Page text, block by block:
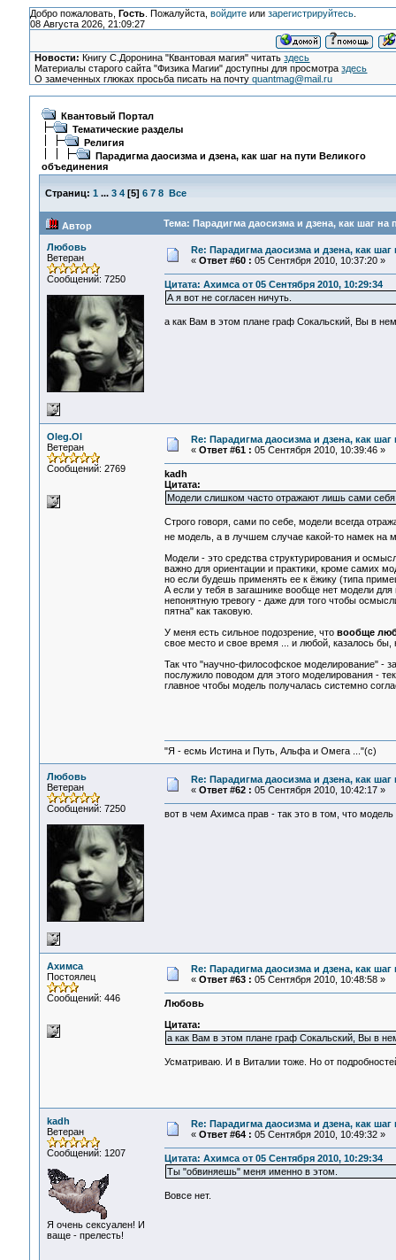
Добро пожаловать, Гость. Пожалуйста, войдитеили зарегистрируйтесь.
08 Августа 2026, 21:09:27
Новости: Книгу С.Доронина "Квантовая магия" читатьздесь
Материалы старого сайта "Физика Магии" доступны для просмотраздесь
О замеченных глюках просьба писать на почтуquantmag@mail.ru
Квантовый Портал
Тематические разделы
Религия
Парадигма даосизма и дзена, как шаг на пути Великого
объединения
Страниц: 1 ... 3 4[5] 6 7 8 Все
Автор Тема: Парадигма даосизма и дзена, как шаг
Любовь
Ветеран
Сообщений: 7250
Re: Парадигма даосизма и дзена, как
« Ответ #60 : 05 Сентября 2010, 10:37:20 »
Цитата: Ахимса от 05 Сентября 2010, 10:29:34
А я вот не согласен ничуть.
а как Вам в этом плане граф Сокальский, Вы в
Oleg.Ol
Ветеран
Сообщений: 2769
Re: Парадигма даосизма и дзена, как
« Ответ #61 : 05 Сентября 2010, 10:39:46 »
kadh
Цитата:
Модели слишком часто отражают лишь сами
Строго говоря, сами по себе, модели всегда
не модель, а в лучшем случае какой-то намек на
Модели - это средства структурирования и
важно для ориентации и практики, кроме самих
но если будешь применять ее к ёжику (типа
А если у тебя в загашнике вообще нет модели
непонятную тревогу - даже для того чтобы
пятна" как таковую.
У меня есть сильное подозрение, что вообще
свое место и свое время ... и любой, казалось
Так что "научно-философское моделирование" -
послужило поводом для этого моделирования -
главное чтобы модель получалась системно
"Я - есмь Истина и Путь, Альфа и Омега ..."(с)
Любовь
Ветеран
Сообщений: 7250
Re: Парадигма даосизма и дзена, как
« Ответ #62 : 05 Сентября 2010, 10:42:17 »
вот в чем Ахимса прав - так это в том, что модель
Ахимса
Постоялец
Сообщений: 446
Re: Парадигма даосизма и дзена, как
« Ответ #63 : 05 Сентября 2010, 10:48:58 »
Любовь
Цитата:
а как Вам в этом плане граф Сокальский, Вы в
Усматриваю. И в Виталии тоже. Но от
kadh
Ветеран
Сообщений: 1207
Я очень сексуален! И
ваще - прелесть!
Re: Парадигма даосизма и дзена, как
« Ответ #64 : 05 Сентября 2010, 10:49:32 »
Цитата: Ахимса от 05 Сентября 2010, 10:29:34
Ты "обвиняешь" меня именно в этом.
Вовсе нет.